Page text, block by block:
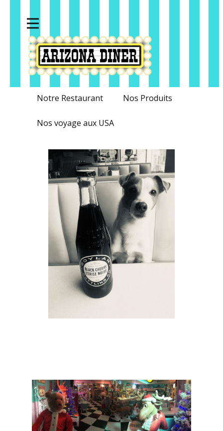
Notre Restaurant Nos Produits
Nos voyage aux USA